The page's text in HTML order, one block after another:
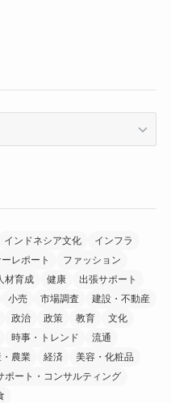
インドネシア文化
インフラ
レポート
ファッション
材育成 健康
出張サポート
小売 市場調査
建設・不動産
政治 政策 教育
文化
時事・トレンド
流通
農業 経済
美容・化粧品
ポート・コンサルティング